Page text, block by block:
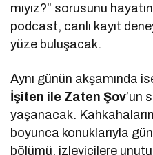
mıyız?” sorusunu
podcast, canlı kayıt
yüze buluşacak.
Aynı günün akşamında
İşiten ile Zaten Şov’un
yaşanacak.
boyunca konuklarıyla
bölümü, izleyicilere